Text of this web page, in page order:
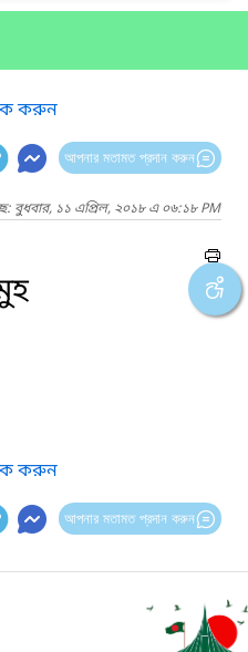
করুন
আপনার মতামত প্রদান করুন
বুধবার, ১১ এপ্রিল, ২০১৮ এ ০৬:১৮ PM
করুন
আপনার মতামত প্রদান করুন